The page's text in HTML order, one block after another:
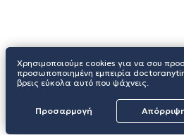
Χρησιμοποιούμε cookies για να σου
προσωποποιημένη εμπειρία
βρεις εύκολα αυτό που ψάχνεις.
Προσαρμογή